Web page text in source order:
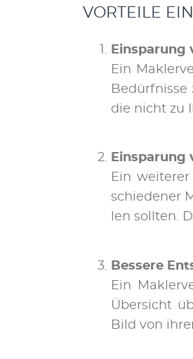
VOR­TEI­LE
Ein­spa­rung
Ein
die nicht zu
Ein­spa­rung
Ein
schie­de­ner
len soll­ten.
Bes­se­re
Ein
Über­sicht
Bild von